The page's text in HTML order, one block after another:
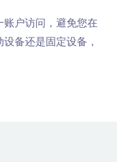
账户访问，避免您在
备还是固定设备，